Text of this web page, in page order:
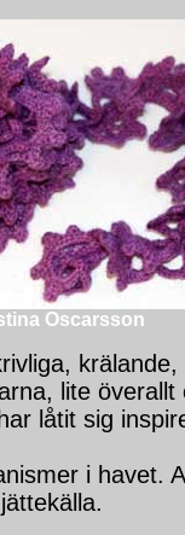
Oscarsson
lite överallt
låtit sig
i havet.